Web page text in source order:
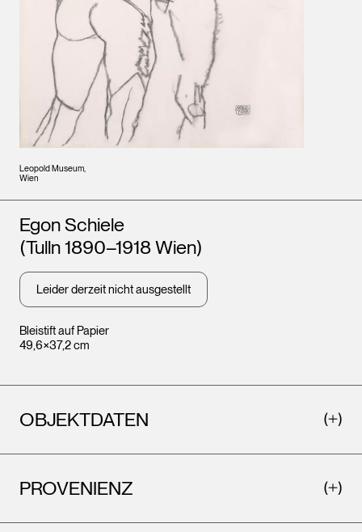
Leopold Museum,
Wien
Bleistift auf Papier
49,6×37,2 cm
Künstler*innen
Egon Schiele
(Tulln 1890–1918 Wien)
Leider derzeit nicht ausgestellt
OBJEKTDATEN
PROVENIENZ